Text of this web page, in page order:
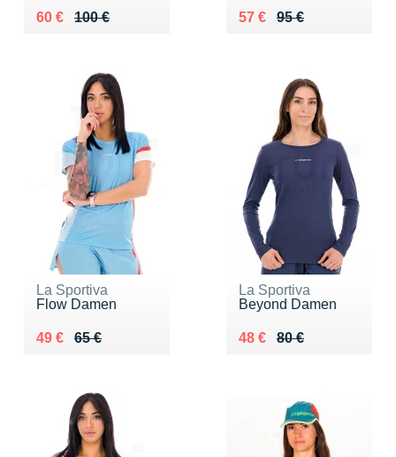
100 €
Au lieu de 100 €
60 €
Vendu 60 € 95 €
Au lieu de 95 €
57 €
Vendu 57 €
La Sportiva
Flow Damen
65 €
Au lieu de 65 €
49 €
Vendu 49 €
La Sportiva
Beyond Damen
80 €
Au lieu de 80 €
48 €
Vendu 48 €